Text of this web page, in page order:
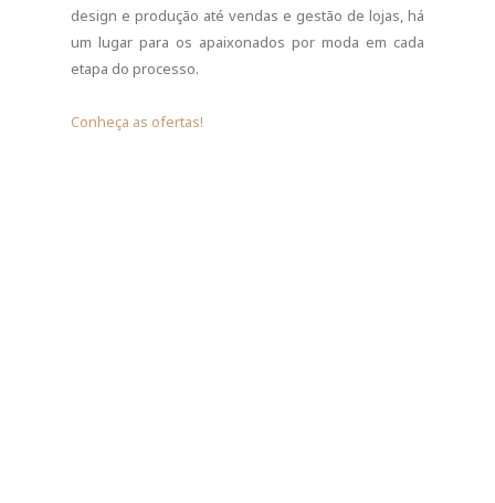
design e produção até vendas e gestão de lojas, há
um lugar para os apaixonados por moda em cada
etapa do processo.
Conheça as ofertas!